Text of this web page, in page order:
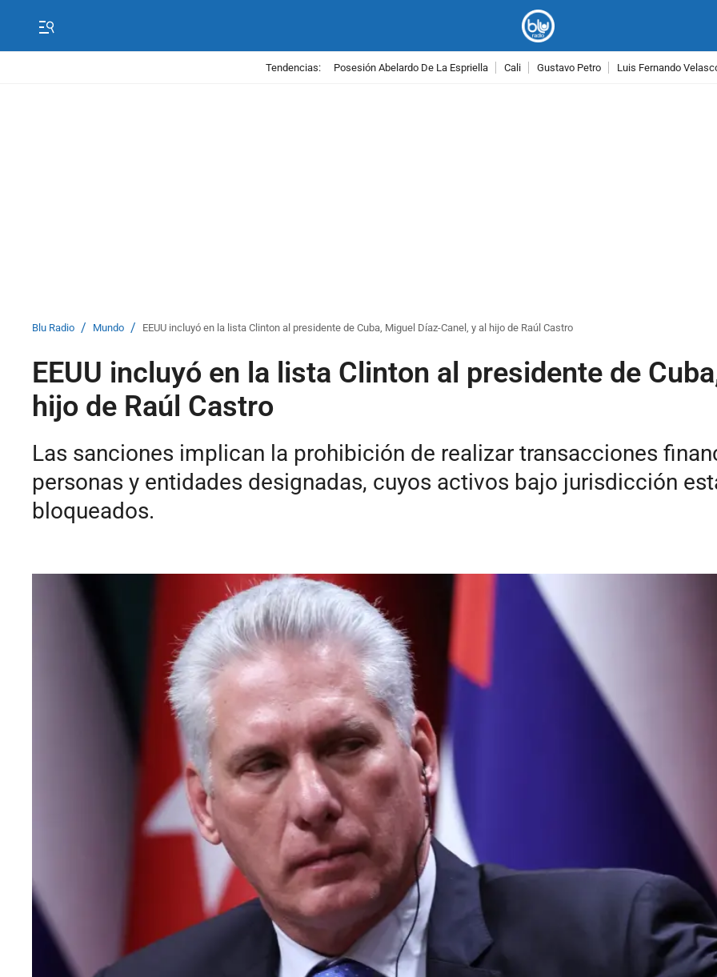
Tendencias: Posesión Abelardo De La Espriella Cali Gustavo Petro Luis Fernando
Blu Radio / Mundo / EEUU incluyó en la lista Clinton al presidente de Cuba, Miguel Díaz-Canel, y al hijo de Raúl Castro
EEUU incluyó en la lista Clinton al presidente de
hijo de Raúl Castro
Las sanciones implican la prohibición de realizar transacciones
personas y entidades designadas, cuyos activos bajo jurisdicción
bloqueados.